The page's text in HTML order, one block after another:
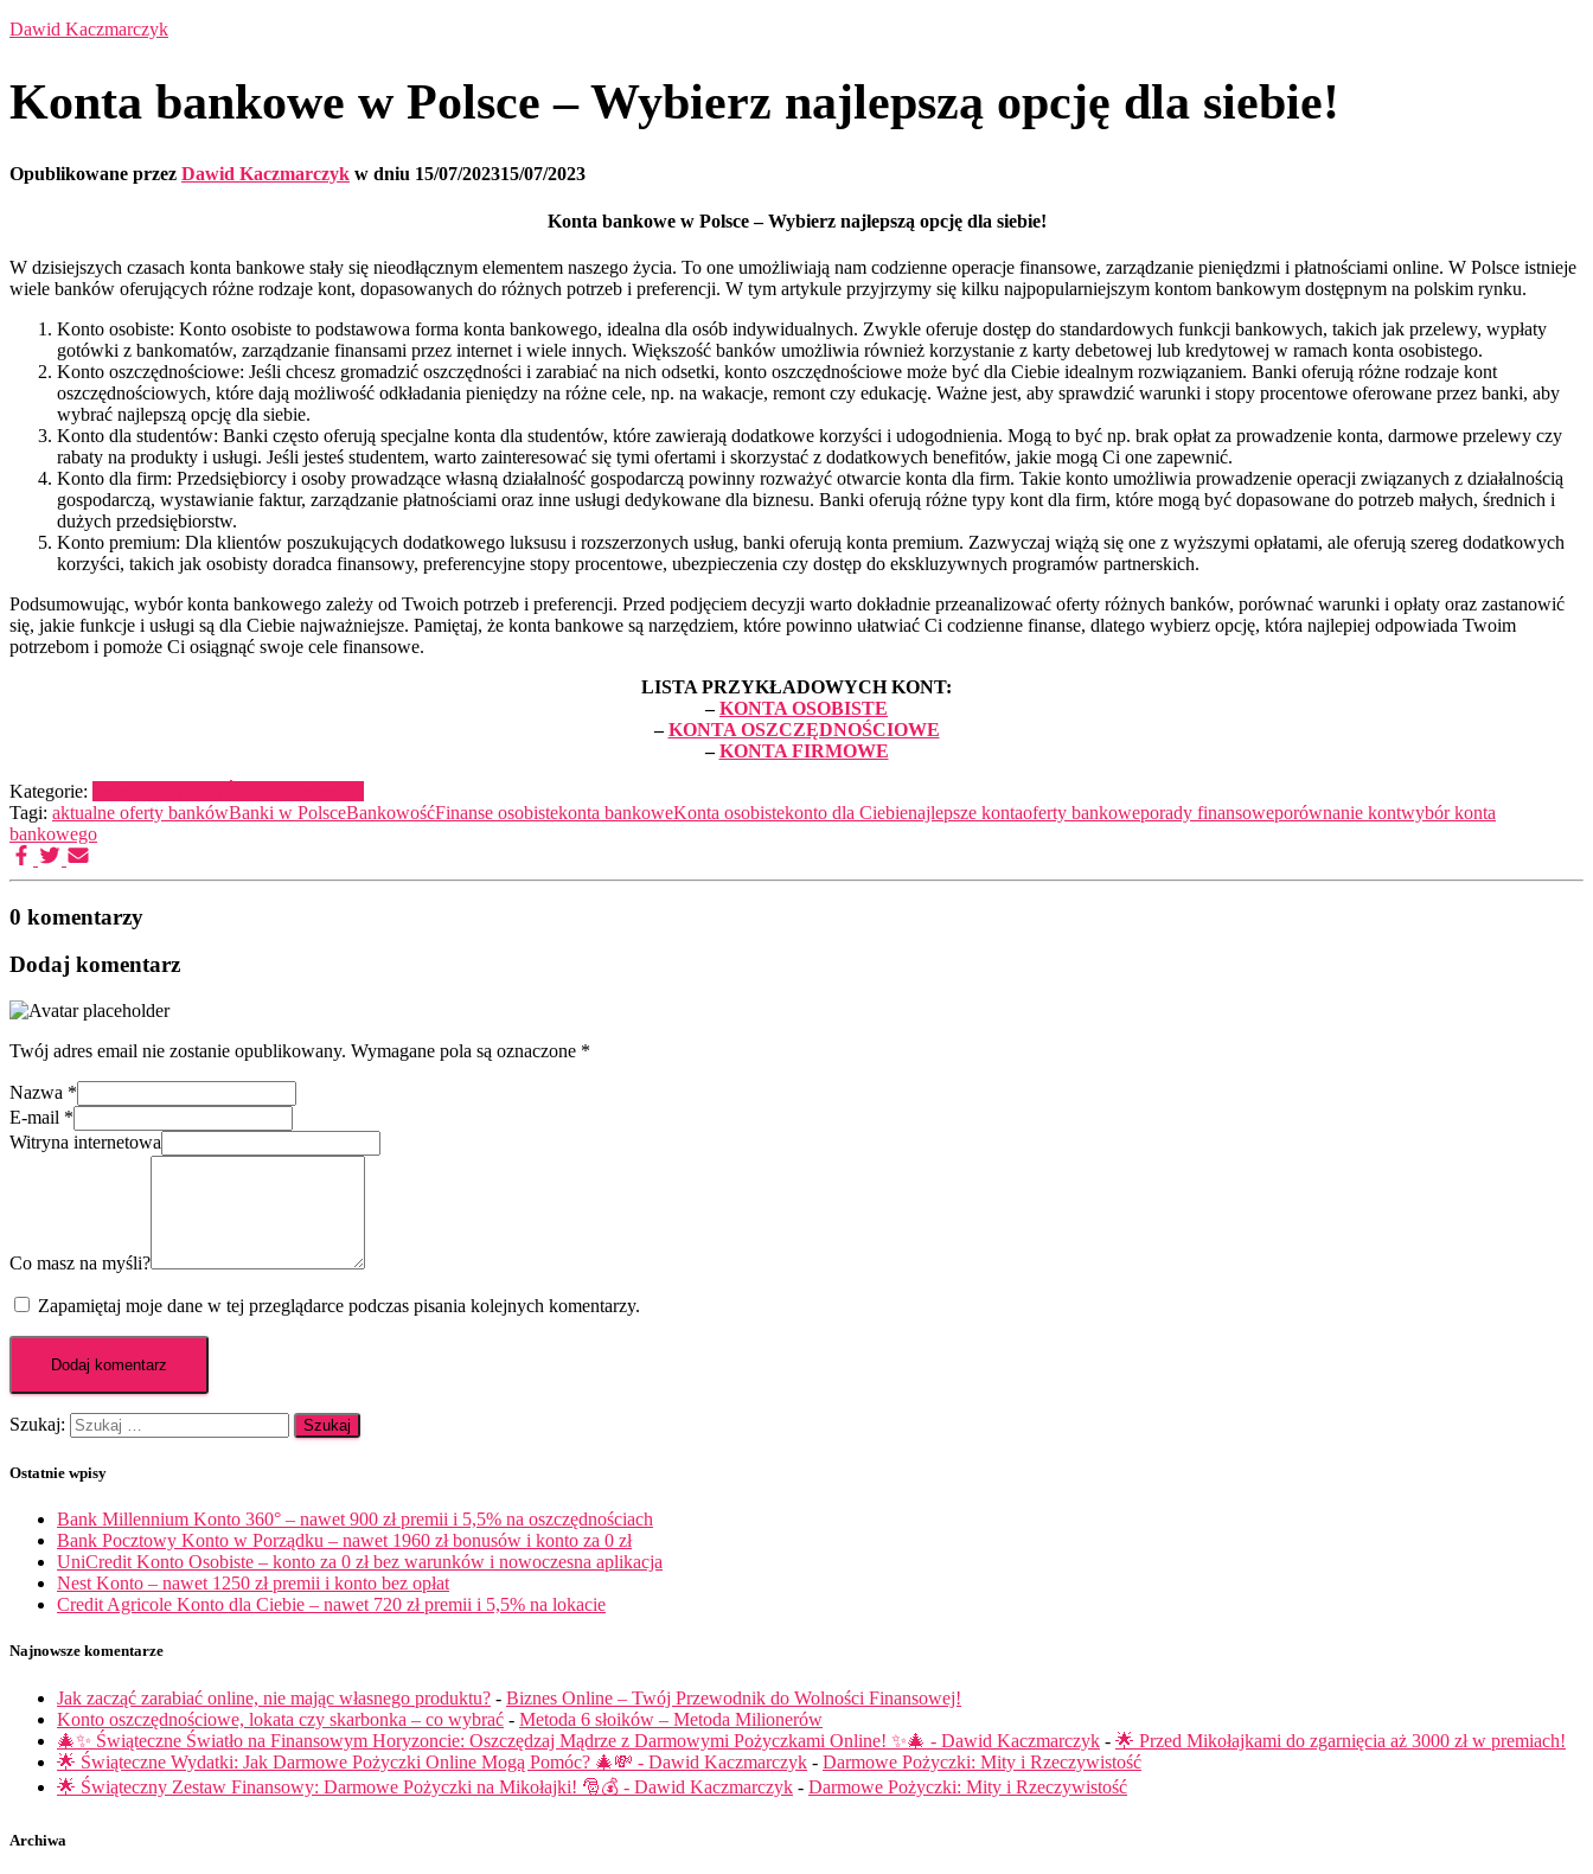
Dawid Kaczmarczyk
Konta bankowe w Polsce – Wybierz najlepszą opcję dla siebie!
Opublikowane przez Dawid Kaczmarczyk w dniu 15/07/202315/07/2023
Konta bankowe w Polsce – Wybierz najlepszą opcję dla siebie!
W dzisiejszych czasach konta bankowe stały się nieodłącznym elementem naszego życia. To one umożliwiają nam codzienne operacje finansowe, zarządzanie pieniędzmi i płatnościami online. W Polsce istnieje
wiele banków oferujących różne rodzaje kont, dopasowanych do różnych potrzeb i preferencji. W tym artykule przyjrzymy się kilku najpopularniejszym kontom bankowym dostępnym na polskim rynku.
Konto osobiste: Konto osobiste to podstawowa forma konta bankowego, idealna dla osób indywidualnych. Zwykle oferuje dostęp do standardowych funkcji bankowych, takich jak przelewy, wypłaty
gotówki z bankomatów, zarządzanie finansami przez internet i wiele innych. Większość banków umożliwia również korzystanie z karty debetowej lub kredytowej w ramach konta osobistego.
Konto oszczędnościowe: Jeśli chcesz gromadzić oszczędności i zarabiać na nich odsetki, konto oszczędnościowe może być dla Ciebie idealnym rozwiązaniem. Banki oferują różne rodzaje kont
oszczędnościowych, które dają możliwość odkładania pieniędzy na różne cele, np. na wakacje, remont czy edukację. Ważne jest, aby sprawdzić warunki i stopy procentowe oferowane przez banki, aby
wybrać najlepszą opcję dla siebie.
Konto dla studentów: Banki często oferują specjalne konta dla studentów, które zawierają dodatkowe korzyści i udogodnienia. Mogą to być np. brak opłat za prowadzenie konta, darmowe przelewy czy
rabaty na produkty i usługi. Jeśli jesteś studentem, warto zainteresować się tymi ofertami i skorzystać z dodatkowych benefitów, jakie mogą Ci one zapewnić.
Konto dla firm: Przedsiębiorcy i osoby prowadzące własną działalność gospodarczą powinny rozważyć otwarcie konta dla firm. Takie konto umożliwia prowadzenie operacji związanych z działalnością
gospodarczą, wystawianie faktur, zarządzanie płatnościami oraz inne usługi dedykowane dla biznesu. Banki oferują różne typy kont dla firm, które mogą być dopasowane do potrzeb małych, średnich i
dużych przedsiębiorstw.
Konto premium: Dla klientów poszukujących dodatkowego luksusu i rozszerzonych usług, banki oferują konta premium. Zazwyczaj wiążą się one z wyższymi opłatami, ale oferują szereg dodatkowych
korzyści, takich jak osobisty doradca finansowy, preferencyjne stopy procentowe, ubezpieczenia czy dostęp do ekskluzywnych programów partnerskich.
Podsumowując, wybór konta bankowego zależy od Twoich potrzeb i preferencji. Przed podjęciem decyzji warto dokładnie przeanalizować oferty różnych banków, porównać warunki i opłaty oraz zastanowić
się, jakie funkcje i usługi są dla Ciebie najważniejsze. Pamiętaj, że konta bankowe są narzędziem, które powinno ułatwiać Ci codzienne finanse, dlatego wybierz opcję, która najlepiej odpowiada Twoim
potrzebom i pomoże Ci osiągnąć swoje cele finansowe.
LISTA PRZYKŁADOWYCH KONT:
– KONTA OSOBISTE
– KONTA OSZCZĘDNOŚCIOWE
– KONTA FIRMOWE
Kategorie:
Tagi: aktualne oferty bankówBanki w PolsceBankowośćFinanse osobistekonta bankoweKonta osobistekonto dla Ciebienajlepsze kontaoferty bankoweporady finansoweporównanie kontwybór konta
bankowego
0 komentarzy
Dodaj komentarz
Twój adres email nie zostanie opublikowany. Wymagane pola są oznaczone *
Nazwa *
E-mail *
Witryna internetowa
Co masz na myśli?
Zapamiętaj moje dane w tej przeglądarce podczas pisania kolejnych komentarzy.
Szukaj:
Ostatnie wpisy
Bank Millennium Konto 360° – nawet 900 zł premii i 5,5% na oszczędnościach
Bank Pocztowy Konto w Porządku – nawet 1960 zł bonusów i konto za 0 zł
UniCredit Konto Osobiste – konto za 0 zł bez warunków i nowoczesna aplikacja
Nest Konto – nawet 1250 zł premii i konto bez opłat
Credit Agricole Konto dla Ciebie – nawet 720 zł premii i 5,5% na lokacie
Najnowsze komentarze
Jak zacząć zarabiać online, nie mając własnego produktu? - Biznes Online – Twój Przewodnik do Wolności Finansowej!
Konto oszczędnościowe, lokata czy skarbonka – co wybrać - Metoda 6 słoików – Metoda Milionerów
🎄✨ Świąteczne Światło na Finansowym Horyzoncie: Oszczędzaj Mądrze z Darmowymi Pożyczkami Online! ✨🎄 - Dawid Kaczmarczyk - 🌟 Przed Mikołajkami do zgarnięcia aż 3000 zł w premiach!
🌟 Świąteczne Wydatki: Jak Darmowe Pożyczki Online Mogą Pomóc? 🎄💸 - Dawid Kaczmarczyk - Darmowe Pożyczki: Mity i Rzeczywistość
🌟 Świąteczny Zestaw Finansowy: Darmowe Pożyczki na Mikołajki! 🎅💰 - Dawid Kaczmarczyk - Darmowe Pożyczki: Mity i Rzeczywistość
Archiwa